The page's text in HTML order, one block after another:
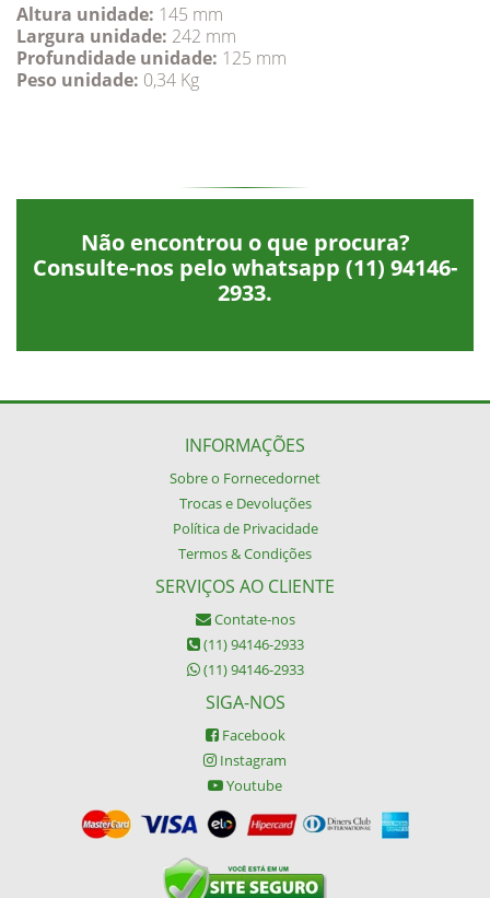
Altura unidade: 145 mm
Largura unidade: 242 mm
Profundidade unidade: 125 mm
Peso unidade: 0,34 Kg
Não encontrou o que procura?
Consulte-nos pelo whatsapp (11) 94146-
2933.
INFORMAÇÕES
Sobre o Fornecedornet
Trocas e Devoluções
Política de Privacidade
Termos & Condições
SERVIÇOS AO CLIENTE
Contate-nos
(11) 94146-2933
(11) 94146-2933
SIGA-NOS
Facebook
Instagram
Youtube